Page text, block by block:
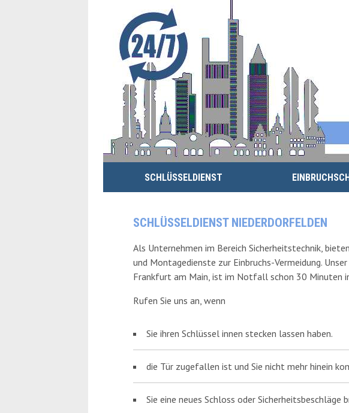
SCHLÜSSELDIENST
SCHLÜSSELDIENST NIEDERDORFELDEN
Als Unternehmen im Bereich Sicherheitstechnik,
und Montagedienste zur Einbruchs-Vermeidung.
Frankfurt am Main, ist im Notfall schon 30 Minuten
Rufen Sie uns an, wenn
Sie ihren Schlüssel innen stecken lassen haben.
die Tür zugefallen ist und Sie nicht mehr hinein
Sie eine neues Schloss oder Sicherheitsbeschläge